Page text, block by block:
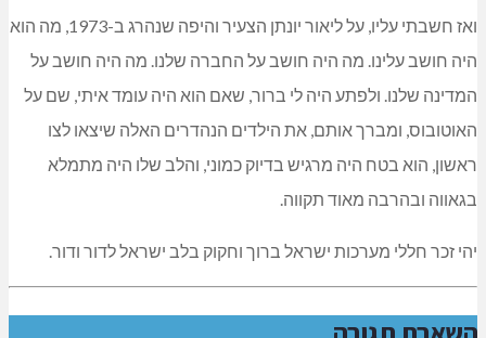
ואז חשבתי עליו, על ליאור יונתן הצעיר והיפה שנהרג ב-1973, מה הוא
היה חושב עלינו. מה היה חושב על החברה שלנו. מה היה חושב על
המדינה שלנו. ולפתע היה לי ברור, שאם הוא היה עומד איתי, שם על
האוטובוס, ומברך אותם, את הילדים הנהדרים האלה שיצאו לצו
ראשון, הוא בטח היה מרגיש בדיוק כמוני, והלב שלו היה מתמלא
בגאווה ובהרבה מאוד תקווה.
יהי זכר חללי מערכות ישראל ברוך וחקוק בלב ישראל לדור ודור.